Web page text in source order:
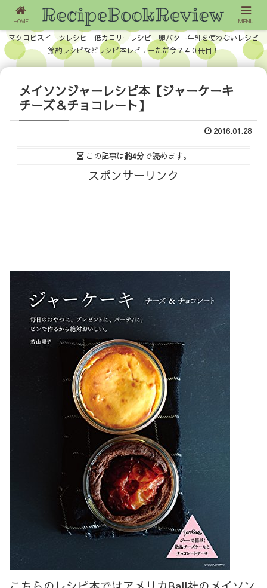
マクロビスイーツレシピ 低カロリーレシピ 卵バター牛乳を使わないレシピ
節約レシピなどレシピ本レビューただ今７４０冊目！
メイソンジャーレシピ本【ジャーケーキ
チーズ＆チョコレート】
2016.01.28
この記事は約4分で読めます。
スポンサーリンク
HOME MENU